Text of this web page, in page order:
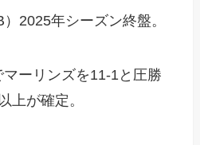
2025年シーズン終盤。
ーリンズを11-1と圧勝
上が確定。